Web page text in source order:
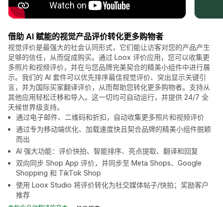
借助 AI 赋能的视觉产品评价转化更多购物者
视觉评价是最强大的社会认同形式，它们能让访客对您的产品产生
足够的信任，从而促成购买。通过 Loox 评价应用，您可以收集更
多照片和视频评价，并在与您品牌完美契合的精美小组件中进行展
示。我们的 AI 套件可以优先排序最佳视觉评价、突出显示关键引
言，并为国际买家翻译评价，从而帮助您转化更多购物者。支持从
其他应用轻松迁移和导入。这一切均可自动运行，并提供 24/7 全
天候世界级支持。
通过电子邮件、二维码和折扣，自动收集更多照片和视频评价
通过专为移动端优化、加载速度快且契合品牌的精美小组件脱颖
而出
AI 强大功能：评价快拍、智能排序、亮点提取、翻译和回复
双向同步 Shop App 评价，并同步至 Meta Shops、Google
Shopping 和 TikTok Shop
使用 Loox Studio 将评价转化为社交媒体帖子/快拍；奖励客户
推荐